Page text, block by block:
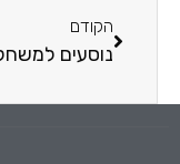
הקודם